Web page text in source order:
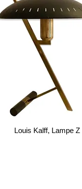
Louis Kalff, Lampe Z